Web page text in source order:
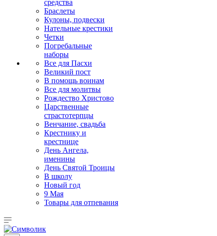
средства
Браслеты
Кулоны, подвески
Нательные крестики
Четки
Погребальные
наборы
Все для Пасхи
Великий пост
В помощь воинам
Все для молитвы
Рождество Христово
Царственные
страстотерпцы
Венчание, свадьба
Крестнику и
крестнице
День Ангела,
именины
День Святой Троицы
В школу
Новый год
9 Мая
Товары для отпевания